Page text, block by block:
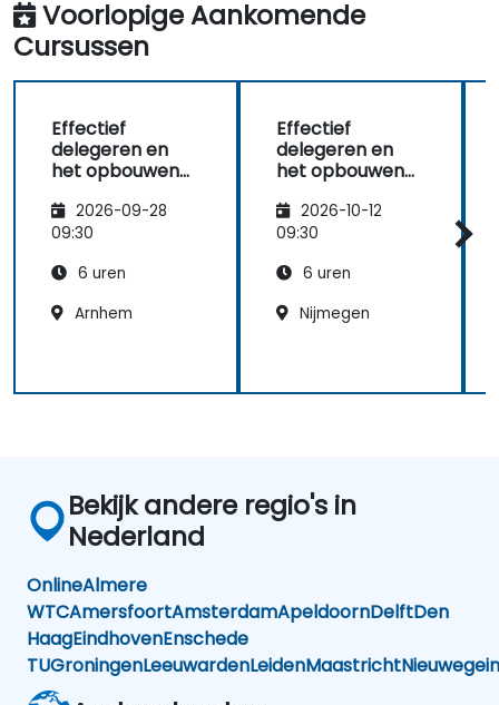
Voorlopige Aankomende
Cursussen
Effectief
delegeren en
het opbouwen
binnen teams
voor managers
middenniveau
2026-09-28
09:30
6 uren
Arnhem
Effectief
delegeren en
het opbouwen
binnen teams
voor managers
middenniveau
2026-10-12
09:30
6 uren
Nijmegen
Bekijk andere regio's in
Nederland
OnlineAlmere
WTCAmersfoortAmsterdamApeldoornDelftDen
HaagEindhovenEnschede
TUGroningenLeeuwardenLeidenMaastrichtNieuwegein